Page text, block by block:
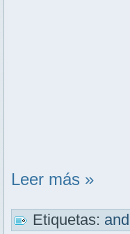
Leer más »
Etiquetas: